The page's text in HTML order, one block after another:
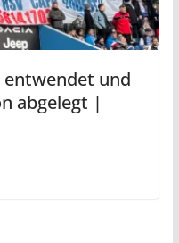
entwendet und
abgelegt |